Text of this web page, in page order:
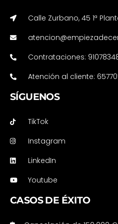
Calle Zurbano, 45 1ª
Contrataciones:
Atención al cliente:
SÍGUENOS
TikTok
Instagram
LinkedIn
Youtube
CASOS DE ÉXITO